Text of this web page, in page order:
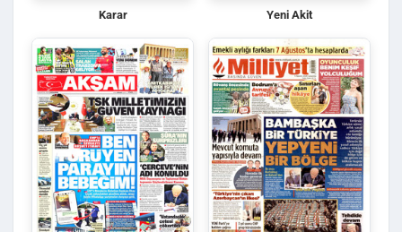
Karar Yeni Akit